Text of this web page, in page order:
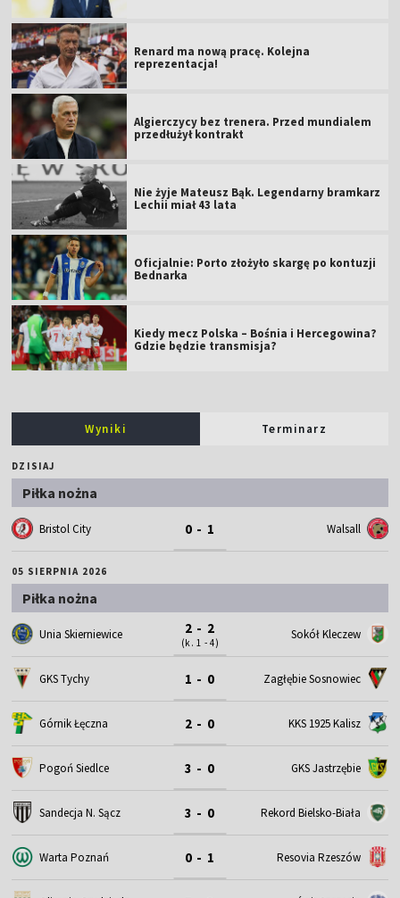
Renard ma nową pracę. Kolejna
reprezentacja!
Algierczycy bez trenera. Przed mundialem
przedłużył kontrakt
Nie żyje Mateusz Bąk. Legendarny bramkarz
Lechii miał 43 lata
Oficjalnie: Porto złożyło skargę po kontuzji
Bednarka
Kiedy mecz Polska – Bośnia i Hercegowina?
Gdzie będzie transmisja?
Wyniki Terminarz
DZISIAJ
Piłka nożna
Bristol City 0 - 1 Walsall
05 SIERPNIA 2026
Piłka nożna
Unia Skierniewice 2 - 2
(k. 1 - 4)
Sokół Kleczew
GKS Tychy 1 - 0 Zagłębie Sosnowiec
Górnik Łęczna 2 - 0 KKS 1925 Kalisz
Pogoń Siedlce 3 - 0 GKS Jastrzębie
Sandecja N. Sącz 3 - 0 Rekord Bielsko-Biała
Warta Poznań 0 - 1 Resovia Rzeszów